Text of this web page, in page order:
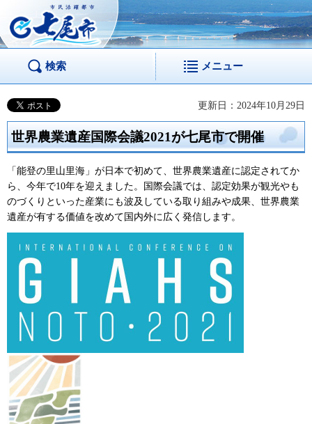
市民活躍都市 七尾
市
検索 メニュー
更新日：2024年10月29日
世界農業遺産国際会議2021が七尾市で開催
「能登の里山里海」が日本で初めて、世界農業遺産に認定されてか
ら、今年で10年を迎えました。国際会議では、認定効果が観光やも
のづくりといった産業にも波及している取り組みや成果、世界農業
遺産が有する価値を改めて国内外に広く発信します。